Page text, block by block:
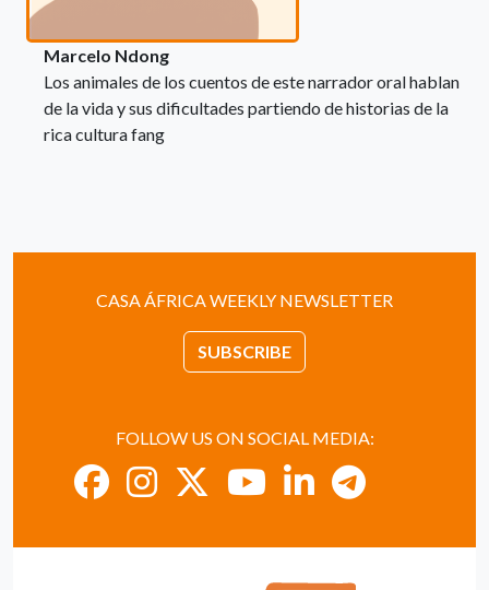
Marcelo Ndong
Los animales de los cuentos de este narrador oral hablan
de la vida y sus dificultades partiendo de historias de la
rica cultura fang
CASA ÁFRICA WEEKLY NEWSLETTER
SUBSCRIBE
FOLLOW US ON SOCIAL MEDIA: